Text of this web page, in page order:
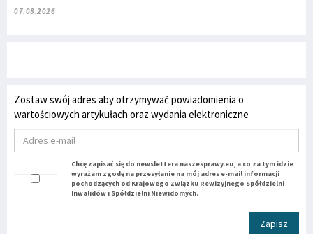
07.08.2026
Zostaw swój adres aby otrzymywać powiadomienia o
wartościowych artykułach oraz wydania elektroniczne
Chcę zapisać się do newslettera naszesprawy.eu, a co za tym idzie
wyrażam zgodę na przesyłanie na mój adres e-mail informacji
pochodzących od Krajowego Związku Rewizyjnego Spółdzielni
Inwalidów i Spółdzielni Niewidomych.
Zapisz